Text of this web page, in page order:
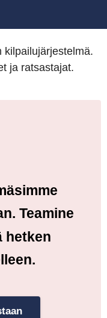
kilpailujärjestelmä.
ja ratsastajat.
Teamine
hetken